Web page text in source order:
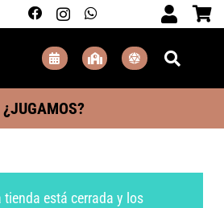
¿JUGAMOS?
está cerrada y los